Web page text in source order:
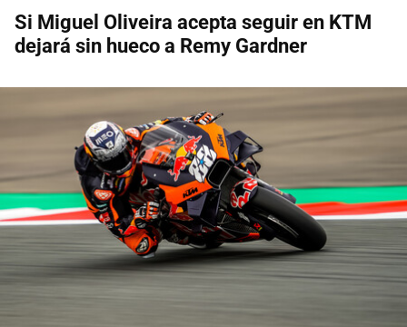
Si Miguel Oliveira acepta seguir en KTM
dejará sin hueco a Remy Gardner